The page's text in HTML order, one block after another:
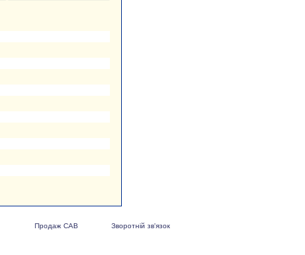
Продаж САВ Зворотній зв'язок